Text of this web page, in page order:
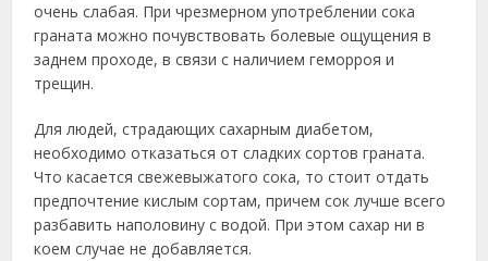
очень слабая. При чрезмерном употреблении сока
граната можно почувствовать болевые ощущения в
заднем проходе, в связи с наличием геморроя и
трещин.
Для людей, страдающих сахарным диабетом,
необходимо отказаться от сладких сортов граната.
Что касается свежевыжатого сока, то стоит отдать
предпочтение кислым сортам, причем сок лучше всего
разбавить наполовину с водой. При этом сахар ни в
коем случае не добавляется.